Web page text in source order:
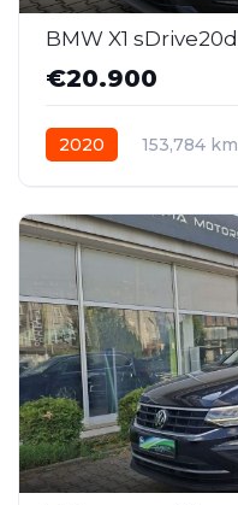
€20.900
2020 153,784 km